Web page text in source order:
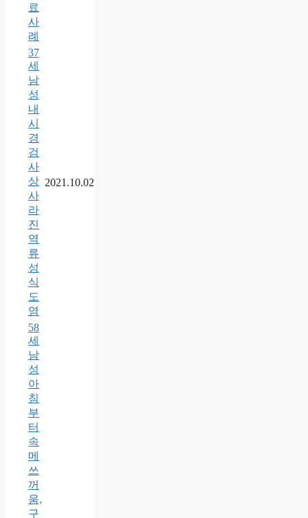
료
사
례
37
세
남
성
내
시
경
검
사
상
사
라
진
역
류
성
식
도
염
2021.10.02
58
세
남
성
아
침
부
터
속
메
쓰
꺼
움,
구